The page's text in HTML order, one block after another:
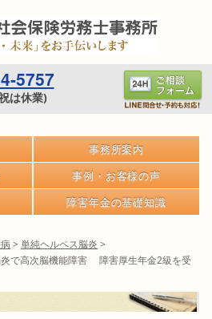
5757
は休業)
事務所案内
事例・お客様の声
障害年金の基礎知識
> 単純ヘルペス脳炎 >
で高次脳機能障害 障害厚生年金2級を受